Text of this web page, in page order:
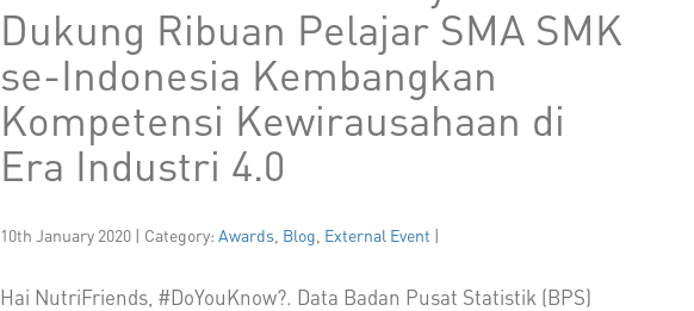
Dukung Ribuan Pelajar SMA SMK
se-Indonesia Kembangkan
Kompetensi Kewirausahaan di
Era Industri 4.0
10th January 2020 | Category: Awards Blog External Event |
Hai NutriFriends, #DoYouKnow?. Data Badan Pusat Statistik (BPS)